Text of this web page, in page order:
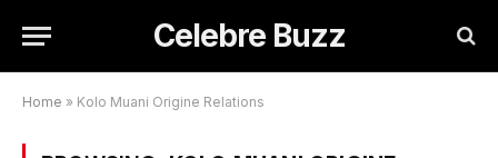
Celebre Buzz
Home » Kolo Muani Origine Relations